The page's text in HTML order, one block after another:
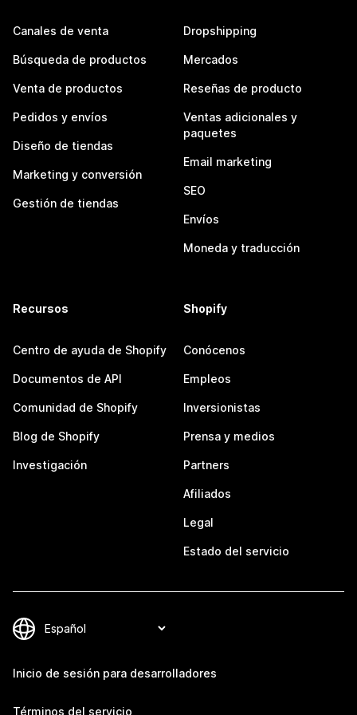
Canales de venta
Búsqueda de productos
Venta de productos
Pedidos y envíos
Diseño de tiendas
Marketing y conversión
Gestión de tiendas
Dropshipping
Mercados
Reseñas de producto
Ventas adicionales y
paquetes
Email marketing
SEO
Envíos
Moneda y traducción
Recursos
Centro de ayuda de Shopify
Documentos de API
Comunidad de Shopify
Blog de Shopify
Investigación
Shopify
Conócenos
Empleos
Inversionistas
Prensa y medios
Partners
Afiliados
Legal
Estado del servicio
Inicio de sesión para desarrolladores
Términos del servicio